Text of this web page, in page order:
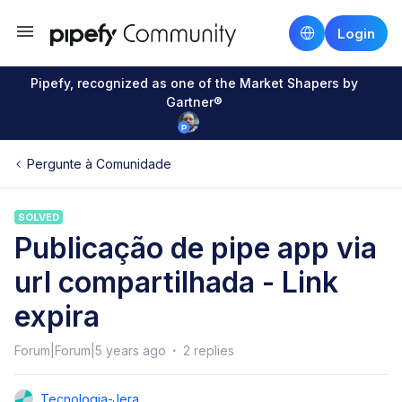
Login
Pipefy, recognized as one of the Market Shapers by
Gartner®
Pergunte à Comunidade
SOLVED
Publicação de pipe app via
url compartilhada - Link
expira
Forum|Forum|5 years ago 2 replies
Tecnologia-Jera